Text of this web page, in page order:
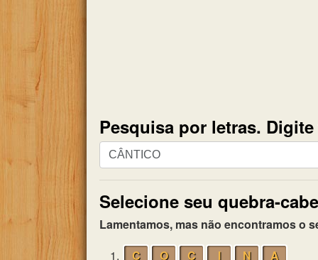
Pesquisa por letras.
Pesquisa
por
letras.
Digite
todas
as
letras
Selecione seu quebra-
Lamentamos, mas não encontramos o
1.
C O C I N
A